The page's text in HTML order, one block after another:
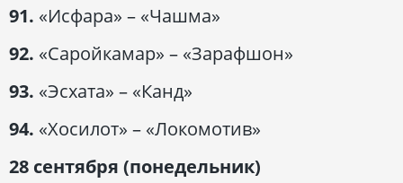
91. «Исфара» – «Чашма»
92. «Саройкамар» – «Зарафшон»
93. «Эсхата» – «Канд»
94. «Хосилот» – «Локомотив»
28 сентября (понедельник)